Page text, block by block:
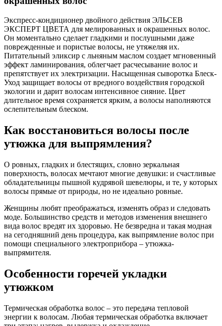
Экспресс-кондиционер двойного действия ЭЛЬСЕВ
ЭКСПЕРТ ЦВЕТА для мелированных и окрашенных волос.
Он моментально сделает гладкими и послушными даже
поврежденные и пористые волосы, не утяжеляя их.
Питательный эликсир с льняным маслом создает мгновенный
эффект ламинирования, облегчает расчесывание волос и
препятствует их электризации. Насыщенная сыворотка Блеск-
Уход защищает волосы от вредного воздействия городской
экологии и дарит волосам интенсивное сияние. Цвет
длительное время сохраняется ярким, а волосы наполняются
ослепительным блеском.
Как восстановиться волосы после
утюжка для выпрямления?
О ровных, гладких и блестящих, словно зеркальная
поверхность, волосах мечтают многие девушки: и счастливые
обладательницы пышной кудрявой шевелюры, и те, у которых
волосы прямые от природы, но не идеально ровные.
Женщины любят преображаться, изменять образ и следовать
моде. Большинство средств и методов изменения внешнего
вида волос вредят их здоровью. Не безвредна и такая модная
на сегодняшний день процедура, как выпрямление волос при
помощи специального электроприбора – утюжка-
выпрямителя.
Особенности горечей укладки
утюжком
Термическая обработка волос – это передача тепловой
энергии к волосам. Любая термическая обработка включает